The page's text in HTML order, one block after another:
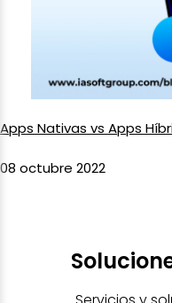
Apps Nativas vs Apps
08 octubre 2022